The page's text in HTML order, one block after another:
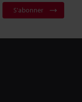
S'abonner